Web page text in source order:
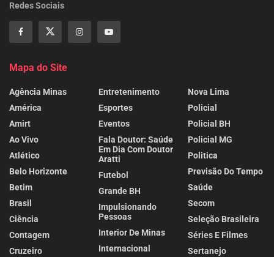
Redes Sociais
Mapa do Site
Agência Minas
América
Amirt
Ao Vivo
Atlético
Belo Horizonte
Betim
Brasil
Ciência
Contagem
Cruzeiro
Entretenimento
Esportes
Eventos
Fala Doutor: Saúde
Em Dia Com Doutor
Aratti
Futebol
Grande BH
Impulsionando
Pessoas
Interior De Minas
Internacional
Nova Lima
Policial
Policial BH
Policial MG
Politica
Previsão Do Tempo
Saúde
Secom
Seleção Brasileira
Séries E Filmes
Sertanejo